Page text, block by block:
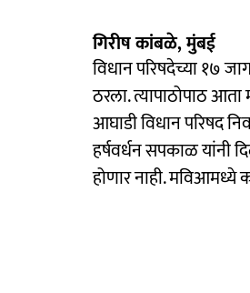
गिरीष कांबळे, मुंबई
विधान परिषदेच्या १७
ठरला. त्यापाठोपाठ
आघाडी विधान परिषद
हर्षवर्धन सपकाळ यांनी
होणार नाही. मविआमध्ये